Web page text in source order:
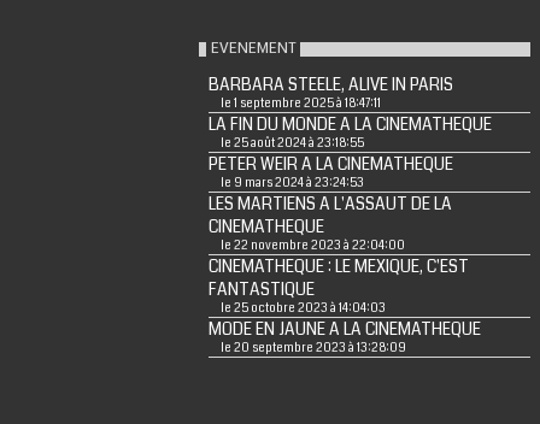
EVENEMENT
BARBARA STEELE, ALIVE IN PARIS
le 1 septembre 2025 à 18:47:11
LA FIN DU MONDE A LA CINEMATHEQUE
le 25 août 2024 à 23:18:55
PETER WEIR A LA CINEMATHEQUE
le 9 mars 2024 à 23:24:53
LES MARTIENS A L'ASSAUT DE LA
CINEMATHEQUE
le 22 novembre 2023 à 22:04:00
CINEMATHEQUE : LE MEXIQUE, C'EST
FANTASTIQUE
le 25 octobre 2023 à 14:04:03
MODE EN JAUNE A LA CINEMATHEQUE
le 20 septembre 2023 à 13:28:09